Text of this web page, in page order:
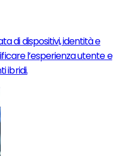
di dispositivi, identità e
l’esperienza utente e
ibridi.